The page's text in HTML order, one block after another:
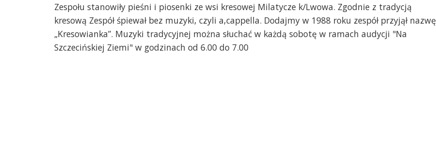
Zespołu stanowiły pieśni i piosenki ze wsi kresowej Milatycze k/Lwowa. Zgodnie z tradycją
kresową Zespół śpiewał bez muzyki, czyli a,cappella. Dodajmy w 1988 roku zespół przyjął nazwę
„Kresowianka”. Muzyki tradycyjnej można słuchać w każdą sobotę w ramach audycji "Na
Szczecińskiej Ziemi" w godzinach od 6.00 do 7.00